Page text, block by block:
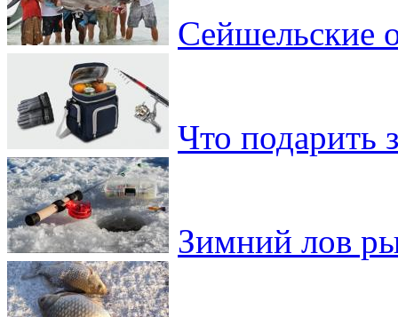
Сейшельские
Что подарить
Зимний лов